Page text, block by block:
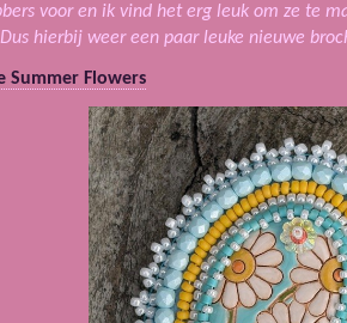
voor en ik vind het erg leuk om ze te
hierbij weer een paar leuke nieuwe
Summer Flowers